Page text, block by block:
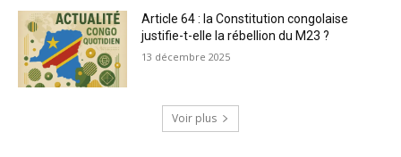
Article 64 : la Constitution congolaise
justifie-t-elle la rébellion du M23 ?
13 décembre 2025
Voir plus